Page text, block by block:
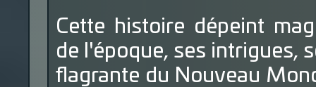
Cette histoire dépeint
de l'époque, ses intrigues,
flagrante du Nouveau